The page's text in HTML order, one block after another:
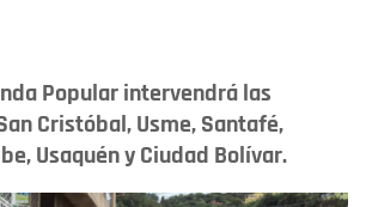
Popular intervendrá las
Cristóbal, Usme, Santafé,
Usaquén y Ciudad Bolívar.